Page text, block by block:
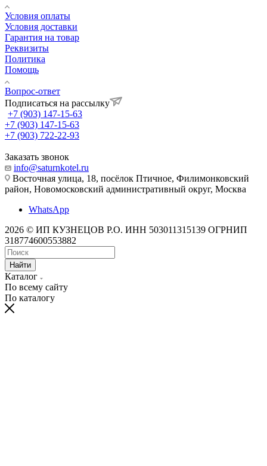
Условия оплаты
Условия доставки
Гарантия на товар
Реквизиты
Политика
Помощь
Вопрос-ответ
Подписаться на рассылку
+7 (903) 147-15-63
+7 (903) 147-15-63
+7 (903) 722-22-93
Заказать звонок
info@saturnkotel.ru
Восточная улица, 18, посёлок Птичное, Филимонковский
район, Новомосковский административный округ, Москва
WhatsApp
2026 © ИП КУЗНЕЦОВ Р.О. ИНН 503011315139 ОГРНИП
318774600553882
Найти
Каталог
По всему сайту
По каталогу